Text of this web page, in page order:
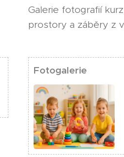
Galerie fotografií
prostory a záběry z
Fotogalerie